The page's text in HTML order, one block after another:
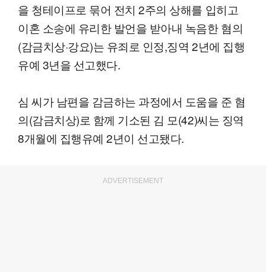
을 청테이프로 묶어 전치 2주의 상해를 입히고
이혼 소송에 유리한 발언을 받아내 녹음한 혐의
(감금치상·강요)는 유죄로 인정,징역 2년에 집행
유예 3년을 선고했다.
심 씨가 남편을 감금하는 과정에서 도움을 준 혐
의(감금치상)로 함께 기소된 김 모(42)씨는 징역
8개월에 집행유예 2년이 선고됐다.
ADVERTISEMENT